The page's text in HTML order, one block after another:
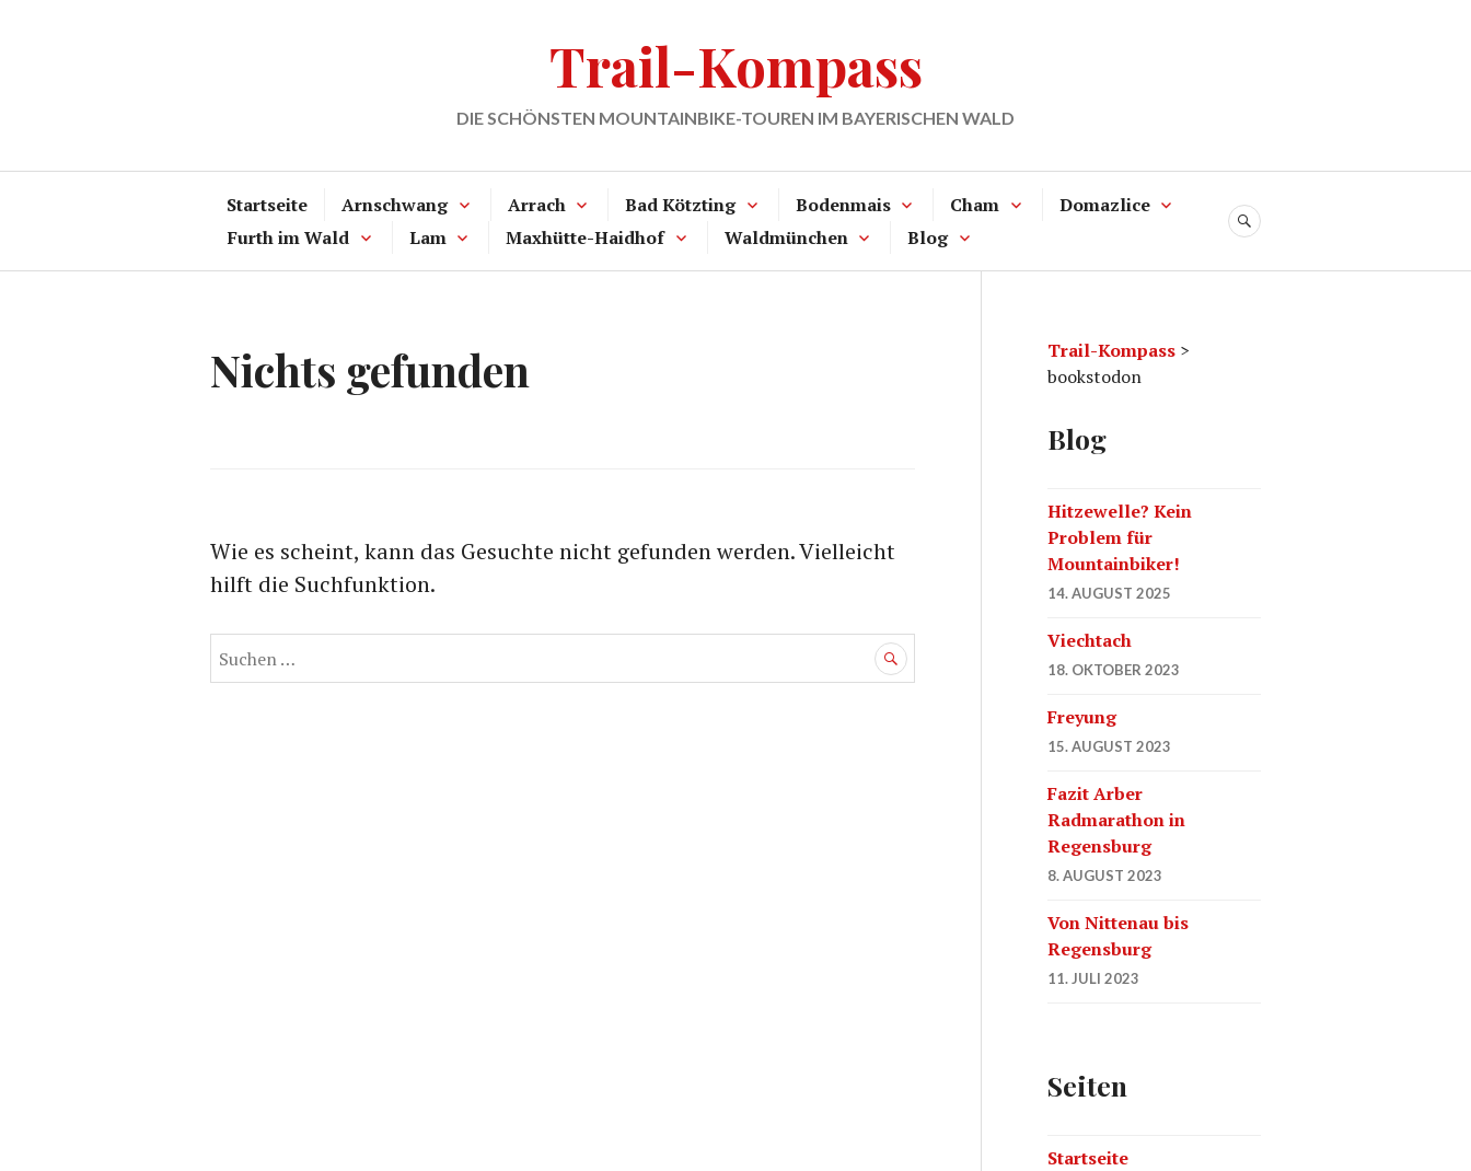
Trail-Kompass
DIE SCHÖNSTEN MOUNTAINBIKE-TOUREN IM BAYERISCHEN WALD
Startseite Arnschwang Arrach Bad Kötzting Bodenmais Cham
Domazlice
Furth im Wald
Lam Maxhütte-Haidhof Waldmünchen Blog
SUCHE
Nichts gefunden
Wie es scheint, kann das Gesuchte nicht gefunden werden. Vielleicht
hilft die Suchfunktion.
Suchen
nach:
Trail-Kompass >
bookstodon
Blog
Hitzewelle? Kein
Problem für
Mountainbiker!
14. AUGUST 2025
Viechtach
18. OKTOBER 2023
Freyung
15. AUGUST 2023
Fazit Arber
Radmarathon in
Regensburg
8. AUGUST 2023
Von Nittenau bis
Regensburg
11. JULI 2023
Seiten
Startseite